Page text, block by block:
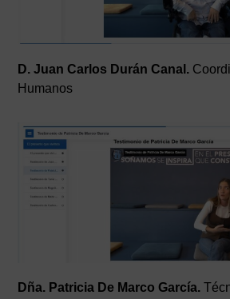
D. Juan Carlos Durán Canal.
Humanos
Dña. Patricia De Marco García.